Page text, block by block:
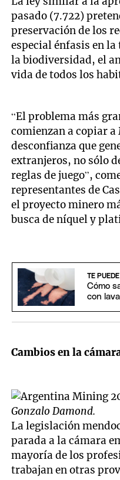
pasado (7.722)
preservación de los
especial énfasis en
la biodiversidad, el
vida de todos los
“El problema más
comienzan a copiar a
desconfianza que
extranjeros, no sólo
reglas de juego”,
representantes de
el proyecto minero
busca de níquel y
TE
Cómo
con
Cambios en la
Gonzalo Damond.
La legislación
parada a la cámara
mayoría de los
trabajan en otras